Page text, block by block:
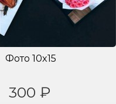
Фото 10x15
300 ₽